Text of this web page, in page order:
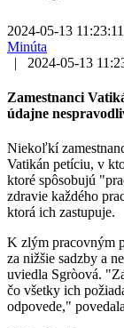
2024-05-13 11:23:11
Minúta
|
2024-05-13
Zamestnanci
údajne
Niekoľkí
Vatikán petíciu, v
ktoré spôsobujú
zdravie každého
ktorá ich zastupuje.
K zlým pracovným
za nižšie sadzby a
uviedla Sgròová.
čo všetky ich
odpovede,"